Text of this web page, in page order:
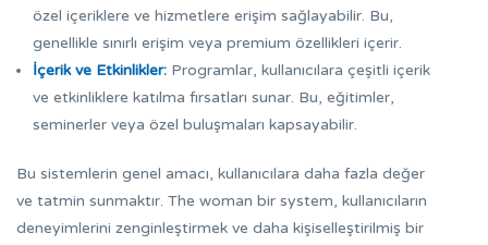
özel içeriklere ve hizmetlere erişim sağlayabilir. Bu,
genellikle sınırlı erişim veya premium özellikleri içerir.
İçerik ve Etkinlikler: Programlar, kullanıcılara çeşitli içerik
ve etkinliklere katılma fırsatları sunar. Bu, eğitimler,
seminerler veya özel buluşmaları kapsayabilir.
Bu sistemlerin genel amacı, kullanıcılara daha fazla değer
ve tatmin sunmaktır. The woman bir system, kullanıcıların
deneyimlerini zenginleştirmek ve daha kişiselleştirilmiş bir